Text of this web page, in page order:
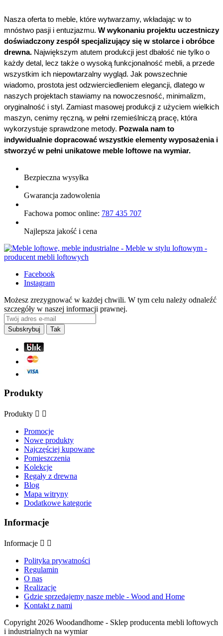
Nasza oferta to meble, które wytwarzamy, wkładając w to
mnóstwo pasji i entuzjazmu. W wykonaniu projektu uczestniczy
doświadczony zespół specjalizujący się w stolarce i obróbce
drewna. Największym atutem produkcji jest dbałość nie tylko o
każdy detal, lecz także o wysoką funkcjonalność mebli, a przede
wszystkim ich niepowtarzalny wygląd. Jak powszechnie
wiadomo, prostota jest odzwierciedleniem elegancji, dlatego w
naszych projektach stawiamy na nowoczesność, minimalizm,
oryginalność i styl. Zamiast masowej produkcji z użyciem wielkich
maszyn, cenimy ręczną, w pełni rzemieślniczą pracę, która
wykorzystuje sprawdzone metody. Pozwala nam to
indywidualnie dopracować wszystkie elementy wyposażenia i
stworzyć w pełni unikatowe meble loftowe na wymiar.
Bezpieczna wysyłka
Gwarancja zadowolenia
Fachowa pomoc online: 787 435 707
Najlepsza jakość i cena
Facebook
Instagram
Możesz zrezygnować w każdej chwili. W tym celu należy odnaleźć
szczegóły w naszej informacji prawnej.
Produkty
Produkty  
Promocje
Nowe produkty
Najczęściej kupowane
Pomieszczenia
Kolekcje
Regały z drewna
Blog
Mapa witryny
Dodatkowe kategorie
Informacje
Informacje  
Polityka prywatności
Regulamin
O nas
Realizacje
Gdzie sprzedajemy nasze meble - Wood and Home
Kontakt z nami
Copyright 2026 Woodandhome - Sklep producenta mebli loftowych
i industrialnych na wymiar